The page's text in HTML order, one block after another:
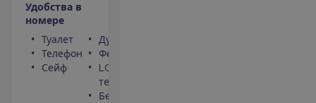
Удобства в
номере
Туалет
Телефон
Сейф
Душ
Фен
LCD
телевизор
Беспроводной